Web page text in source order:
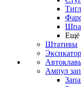
Ещё
Штативы
Ампул